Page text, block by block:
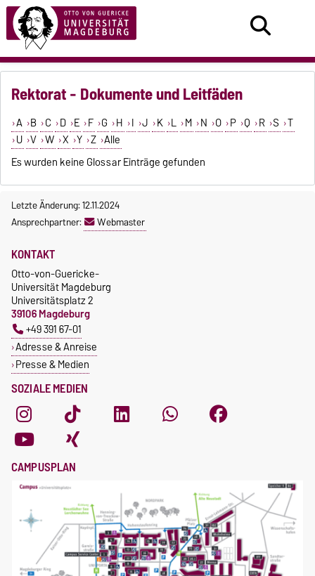
Rektorat - Dokumente und Leitfäden
A B C D E F G H I J K L M N O P Q R S T
U V W X Y Z Alle
Es wurden keine Glossar Einträge gefunden
Letzte Änderung: 12.11.2024
Ansprechpartner:
Webmaster
SOZIALE MEDIEN
KONTAKT
Otto-von-Guericke-
Universität Magdeburg
Universitätsplatz 2
39106 Magdeburg
+49 391 67-01
Adresse & Anreise
Presse & Medien
CAMPUSPLAN